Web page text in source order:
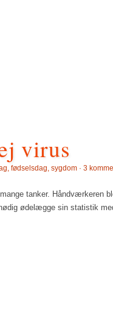
virus
fødselsdag sygdom · 3
tanker. Håndværkeren
ødelægge sin statistik